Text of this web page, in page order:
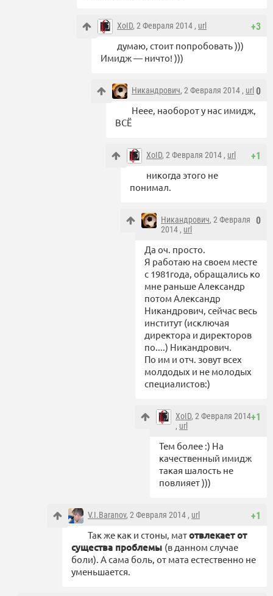
+3
XoID, 2 Февраля 2014 , url
думаю, стоит попробовать )))
Имидж — ничто! )))
0
Никандрович, 2 Февраля 2014 , url
Неее, наоборот у нас имидж,
ВСЁ
+1
XoID, 2 Февраля 2014 , url
никогда этого не
понимал.
0
Никандрович, 2 Февраля
2014 , url
Да оч. просто.
Я работаю на своем месте
с 1981года, обращались ко
мне раньше Александр
потом Александр
Никандрович, сейчас весь
институт (исключая
директора и директоров
по....) Никандрович.
По им и отч. зовут всех
молдодых и не молодых
специалистов:)
+1
XoID, 2 Февраля 2014
, url
Тем более :) На
качественный имидж
такая шалость не
повлияет )))
+1
V.I.Baranov, 2 Февраля 2014 , url
Так же как и стоны, матотвлекает от
существа проблемы (в данном случае
боли). А сама боль, от мата естественно не
уменьшается.